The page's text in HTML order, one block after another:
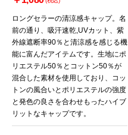
ロングセラーの清涼感キャップ。名
前の通り、吸汗速乾,UVカット、紫
外線遮断率90％と清涼感を感じる機
能に富んだアイテムです。生地にポ
リエステル50％とコットン50％が
混合した素材を使用しており、コッ
トンの風合いとポリエステルの強度
と発色の良さを合わせもったハイブ
リットなキャップです。